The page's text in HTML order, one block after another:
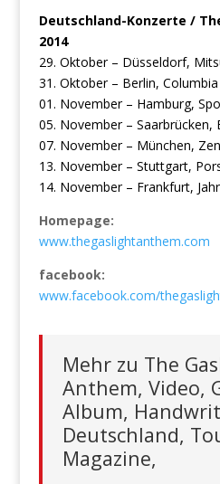
Deutschland-Konzerte /
2014
29. Oktober – Düsseldorf,
31. Oktober – Berlin,
01. November – Hamburg,
05. November – Saarbrücken,
07. November – München,
13. November – Stuttgart,
14. November – Frankfurt,
Homepage:
www.thegaslightanthem.com
facebook:
www.facebook.com/
Mehr zu The
Anthem, Video,
Album,
Deutschland,
Magazine,